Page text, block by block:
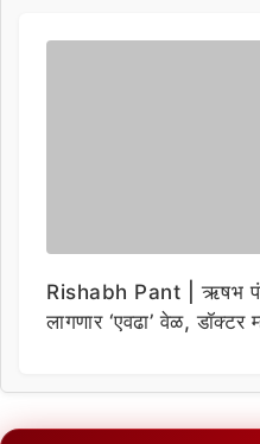
Rishabh Pant | ऋषभ
लागणार ‘एवढा’ वेळ, डॉक्टर